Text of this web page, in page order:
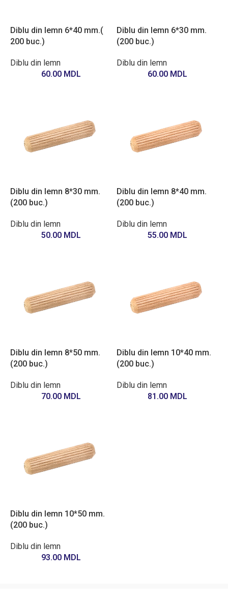
Diblu din lemn 6*40 mm.(
200 buc.)
Diblu din lemn
60.00 MDL
Diblu din lemn 6*30 mm.
(200 buc.)
Diblu din lemn
60.00 MDL
Diblu din lemn 8*30 mm.
(200 buc.)
Diblu din lemn
50.00 MDL
Diblu din lemn 8*40 mm.
(200 buc.)
Diblu din lemn
55.00 MDL
Diblu din lemn 8*50 mm.
(200 buc.)
Diblu din lemn
70.00 MDL
Diblu din lemn 10*40 mm.
(200 buc.)
Diblu din lemn
81.00 MDL
Diblu din lemn 10*50 mm.
(200 buc.)
Diblu din lemn
93.00 MDL